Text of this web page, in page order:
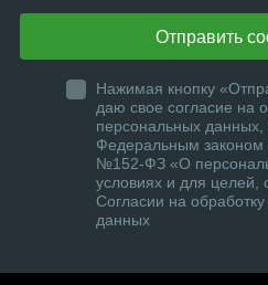
Отправить
Нажимая кнопку
даю свое согласие на
персональных данных,
Федеральным законом
№152-ФЗ «О
условиях и для целей,
Согласии на
данных